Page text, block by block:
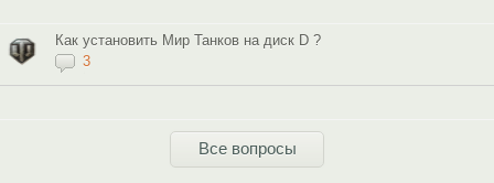
Как установить Мир Танков на диск D ?
3
Все вопросы